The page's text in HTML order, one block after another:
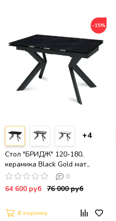
−15%
+4
Стол "БРИДЖ" 120-180,
керамика Black Gold мат.,
опоры черный муар
0
64 600 руб 76 000 руб
В корзину